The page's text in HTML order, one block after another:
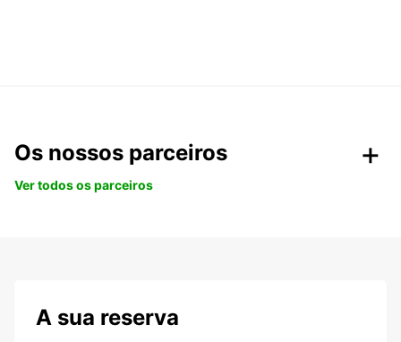
Os nossos parceiros
Ver todos os parceiros
A sua reserva